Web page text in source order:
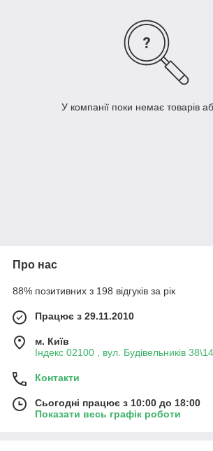
У компанії поки немає товарів
Про нас
88% позитивних з 198 відгуків за рік
Працює з 29.11.2010
м. Київ
Індекс 02100 , вул. Будівельників
Контакти
Сьогодні працює з 10:00 до 18:00
Показати весь графік роботи